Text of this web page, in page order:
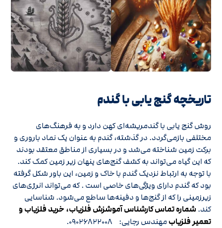
تاریخچه گنج‌ یابی با گندم
روش گنج‌ یابی با گندمریشه‌ای کهن دارد و به فرهنگ‌های
مختلفی بازمی‌گردد. در گذشته، گندم به عنوان یک نماد باروری و
برکت زمین شناخته می‌شد و در بسیاری از مناطق معتقد بودند
که این گیاه می‌تواند به کشف گنج‌های پنهان زیر زمین کمک کند.
با توجه به ارتباط نزدیک گندم با خاک و زمین، این باور شکل گرفته
بود که گندم دارای ویژگی‌های خاصی است . که می‌تواند انرژی‌های
زیرزمینی را که از گنج‌ها و دفینه‌ها ساطع می‌شود. شناسایی
کند.شماره تماس کارشناس آموشزش فلزیاب، خرید فلزیاب و
تعمیر فلزیاب مهندس رجایی: ۰۹۰۲۶۸۲۲۰۰۸.